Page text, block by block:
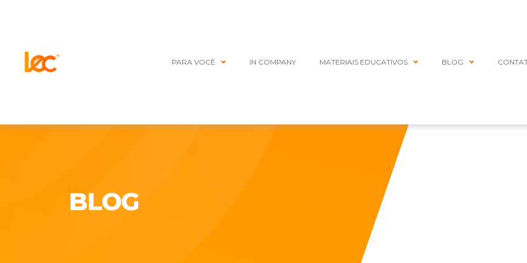
PARA VOCÊ IN COMPANY MATERIAIS EDUCATIVOS BLOG
BLOG